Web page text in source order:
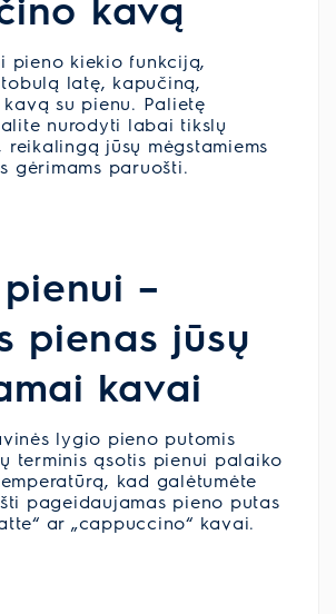
pieno kiekio funkciją,
latę, kapučiną,
su pienu. Palietę
nurodyti labai tikslų
reikalingą jūsų mėgstamiems
gėrimams paruošti.
–
pienas jūsų
kavai
lygio pieno putomis
terminis ąsotis pienui palaiko
kad galėtumėte
pageidaujamas pieno putas
ar „cappuccino“ kavai.